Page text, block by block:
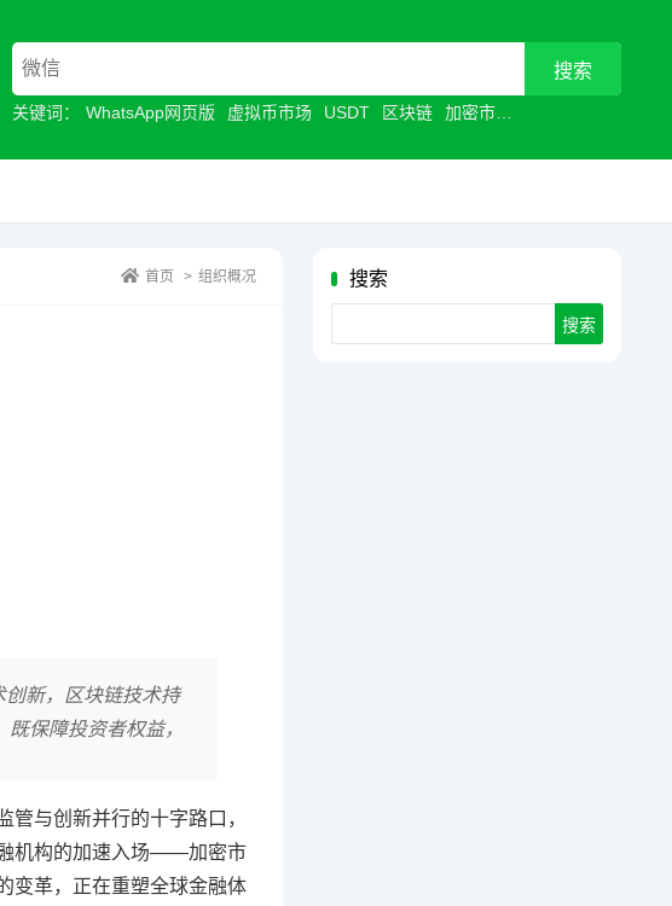
关键词： WhatsApp网页版 虚拟币市场 USDT 区块链 加密市场
搜索
首页 > 组织概况
新，区块链技术持
保障投资者权益，
与创新并行的十字路口，
机构的加速入场——加密市
变革，正在重塑全球金融体